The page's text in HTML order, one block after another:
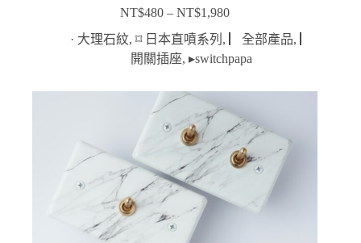
NT$480 – NT$1,980價
格
範
NT$480
NT$1,980
· 大理石紋, ⌑ 日本直噴系列 , ▏全部產品,
開關插座, ▸switchpapa